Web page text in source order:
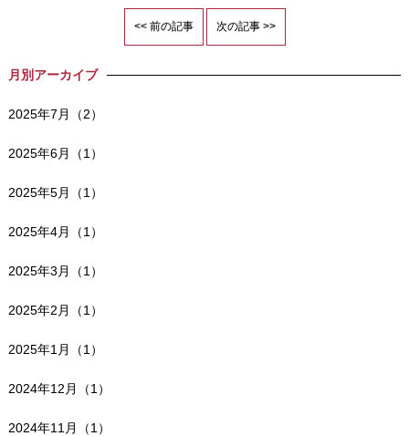
<< 前の記事 次の記事 >>
月別アーカイブ
2025年7月（2）
2025年6月（1）
2025年5月（1）
2025年4月（1）
2025年3月（1）
2025年2月（1）
2025年1月（1）
2024年12月（1）
2024年11月（1）